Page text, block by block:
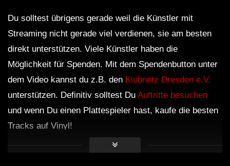
Du solltest übrigens gerade weil die Künstler mit
Streaming nicht gerade viel verdienen, sie am besten
direkt unterstützen. Viele Künstler haben die
Möglichkeit für Spenden. Mit dem Spendenbutton unter
dem Video kannst du z.B. den Klubnetz Dresden e.V.
unterstützen. Definitiv solltest Du Auftritte besuchen
und wenn Du einen Plattespieler hast, kaufe die besten
Tracks auf Vinyl!